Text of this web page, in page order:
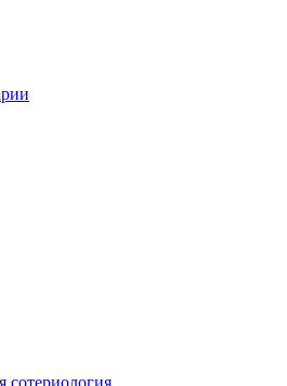
сотериология